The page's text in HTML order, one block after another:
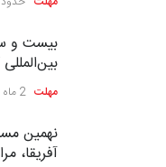
بیست و
مهلت 2 ماه دیگر
نهمین
آفریقا،